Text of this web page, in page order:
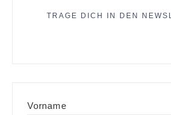
TRAGE DICH IN DEN
Vorname